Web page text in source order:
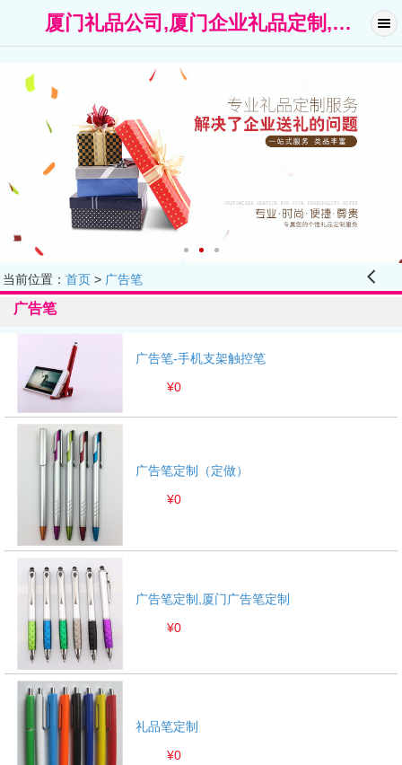
厦门礼品公司,厦门企业礼品定制,广告礼品-厦门礼名扬礼品公司
当前位置： 󰊒
首页> 广告笔
广告笔
广告笔-手机支架触控笔
¥0
广告笔定制（定做）
¥0
广告笔定制,厦门广告笔定制
¥0
礼品笔定制
¥0